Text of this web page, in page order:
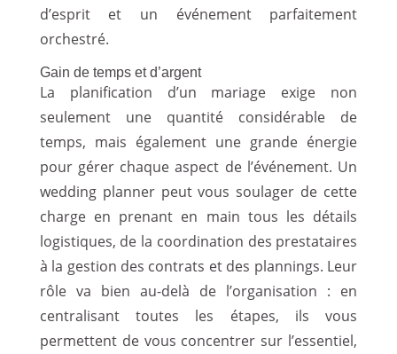
d’esprit et un événement parfaitement
orchestré.
Gain de temps et d’argent
La planification d’un mariage exige non
seulement une quantité considérable de
temps, mais également une grande énergie
pour gérer chaque aspect de l’événement. Un
wedding planner peut vous soulager de cette
charge en prenant en main tous les détails
logistiques, de la coordination des prestataires
à la gestion des contrats et des plannings. Leur
rôle va bien au-delà de l’organisation : en
centralisant toutes les étapes, ils vous
permettent de vous concentrer sur l’essentiel,